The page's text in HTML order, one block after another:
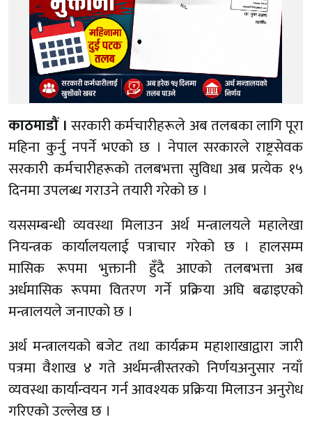
काठमाडौं । सरकारी कर्मचारीहरूले अब तलबका लागि पूरा
महिना कुर्नु नपर्ने भएको छ । नेपाल सरकारले राष्ट्रसेवक
सरकारी कर्मचारीहरूको तलबभत्ता सुविधा अब प्रत्येक १५
दिनमा उपलब्ध गराउने तयारी गरेको छ ।
यससम्बन्धी व्यवस्था मिलाउन अर्थ मन्त्रालयले महालेखा
नियन्त्रक कार्यालयलाई पत्राचार गरेको छ । हालसम्म
मासिक रूपमा भुक्तानी हुँदै आएको तलबभत्ता अब
अर्धमासिक रूपमा वितरण गर्ने प्रक्रिया अघि बढाइएको
मन्त्रालयले जनाएको छ ।
अर्थ मन्त्रालयको बजेट तथा कार्यक्रम महाशाखाद्वारा जारी
पत्रमा वैशाख ४ गते अर्थमन्त्रीस्तरको निर्णयअनुसार नयाँ
व्यवस्था कार्यान्वयन गर्न आवश्यक प्रक्रिया मिलाउन अनुरोध
गरिएको उल्लेख छ ।